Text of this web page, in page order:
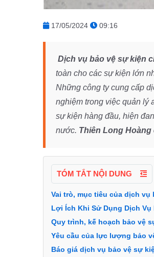
17/05/2024 09:16
Dịch vụ bảo vệ sự kiện
toàn cho các sự kiện lớn
Những công ty cung cấp
nghiệm trong việc quản lý
sự kiện hàng đầu, hiện
nước. Thiên Long Hoàng
TÓM TẮT NỘI DUNG
Vai trò, mục tiêu của dịch vụ
Lợi Ích Khi Sử Dụng Dịch Vụ
Quy trình, kế hoạch bảo vệ
Yêu cầu của lực lượng bảo
Báo giá dịch vụ bảo vệ sự